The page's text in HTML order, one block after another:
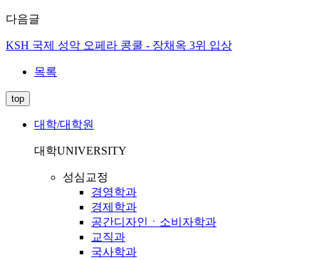
다음글
KSH 국제 성악 오페라 콩쿨 - 장채옥 3위 입상
목록
top
대학/대학원
대학UNIVERSITY
성심교정
경영학과
경제학과
공간디자인ㆍ소비자학과
교직과
국사학과